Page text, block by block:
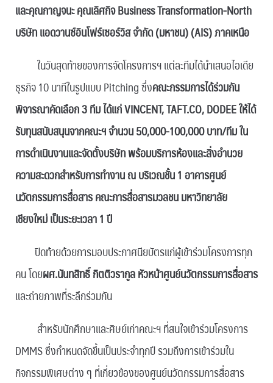
และคุณกาญจนะ คุณเลิศกิจ Business Transformation-North
บริษัท แอดวานซ์อินโฟร์เซอร์วิส จำกัด (มหาชน) (AIS) ภาคเหนือ
ในวันสุดท้ายของการจัดโครงการฯ แต่ละทีมได้นำเสนอไอเดีย
ธุรกิจ 10 นาทีในรูปแบบ Pitching ซึ่งคณะกรรมการได้ร่วมกัน
พิจารณาคัดเลือก 3 ทีม ได้แก่ VINCENT, TAFT.CO, DODEE ให้ได้
รับทุนสนับสนุนจากคณะฯ จำนวน 50,000-100,000 บาท/ทีม ใน
การดำเนินงานและจัดตั้งบริษัท พร้อมบริการห้องและสิ่งอำนวย
ความสะดวกสำหรับการทำงาน ณ บริเวณชั้น 1 อาคารศูนย์
นวัตกรรมการสื่อสาร คณะการสื่อสารมวลชน มหาวิทยาลัย
เชียงใหม่ เป็นระยะเวลา 1 ปี
ปิดท้ายด้วยการมอบประกาศนียบัตรแก่ผู้เข้าร่วมโครงการทุก
คน โดยผศ.นันทสิทธิ์ กิตติวรากูล หัวหน้าศูนย์นวัตกรรมการสื่อสาร
และถ่ายภาพที่ระลึกร่วมกัน
สำหรับนักศึกษาและศิษย์เก่าคณะฯ ที่สนใจเข้าร่วมโครงการ
DMMS ซึ่งกำหนดจัดขึ้นเป็นประจำทุกปี รวมถึงการเข้าร่วมใน
กิจกรรมพิเศษต่าง ๆ ที่เกี่ยวข้องของศูนย์นวัตกรรมการสื่อสาร